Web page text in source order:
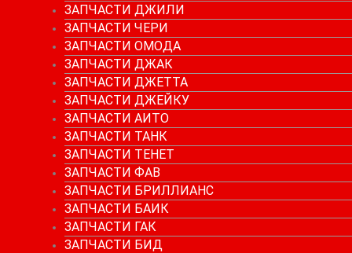
ЗАПЧАСТИ ДЖИЛИ
ЗАПЧАСТИ ЧЕРИ
ЗАПЧАСТИ ОМОДА
ЗАПЧАСТИ ДЖАК
ЗАПЧАСТИ ДЖЕТТА
ЗАПЧАСТИ ДЖЕЙКУ
ЗАПЧАСТИ АИТО
ЗАПЧАСТИ ТАНК
ЗАПЧАСТИ ТЕНЕТ
ЗАПЧАСТИ ФАВ
ЗАПЧАСТИ БРИЛЛИАНС
ЗАПЧАСТИ БАИК
ЗАПЧАСТИ ГАК
ЗАПЧАСТИ БИД